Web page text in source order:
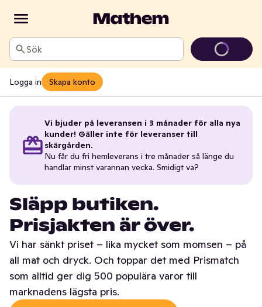
Sök
Logga in Skapa konto
Vi bjuder på leveransen i 3 månader för alla nya
kunder! Gäller inte för leveranser till
skärgården.
Nu får du fri hemleverans i tre månader så länge du
handlar minst varannan vecka. Smidigt va?
Släpp butiken.
Prisjakten är över.
Vi har sänkt priset – lika mycket som momsen – på
all mat och dryck. Och toppar det med Prismatch
som alltid ger dig 500 populära varor till
marknadens lägsta pris.